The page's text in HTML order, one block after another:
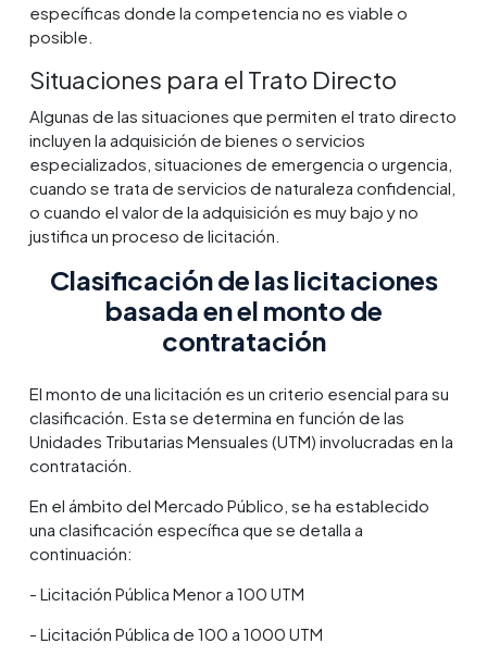
específicas donde la competencia no es viable o
posible.
Situaciones para el Trato Directo
Algunas de las situaciones que permiten el trato directo
incluyen la adquisición de bienes o servicios
especializados, situaciones de emergencia o urgencia,
cuando se trata de servicios de naturaleza confidencial,
o cuando el valor de la adquisición es muy bajo y no
justifica un proceso de licitación.
Clasificación de las licitaciones
basada en el monto de
contratación
El monto de una licitación es un criterio esencial para su
clasificación. Esta se determina en función de las
Unidades Tributarias Mensuales (UTM) involucradas en la
contratación.
En el ámbito del Mercado Público, se ha establecido
una clasificación específica que se detalla a
continuación:
- Licitación Pública Menor a 100 UTM
- Licitación Pública de 100 a 1000 UTM